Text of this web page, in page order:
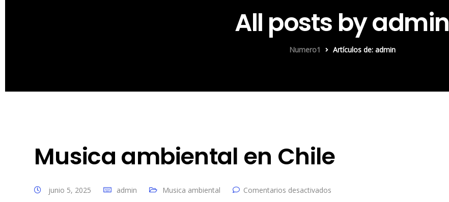
All posts by admin
Numero1 Artículos de: admin
Musica ambiental en Chile
junio 5, 2025 admin Musica ambiental Comentarios desactivados